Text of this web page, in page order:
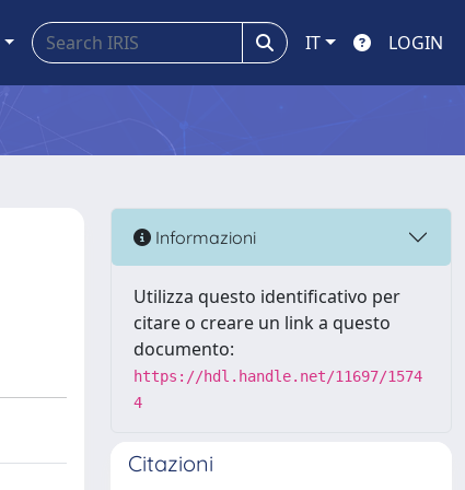
IT LOGIN
Informazioni
Utilizza questo identificativo per
citare o creare un link a questo
documento:
https://hdl.handle.net/11697/1574
4
Citazioni